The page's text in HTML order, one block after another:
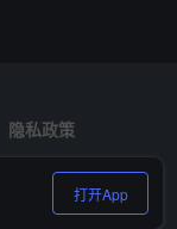
隐私政策
打开App